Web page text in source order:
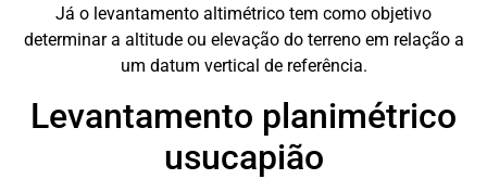
Já o levantamento altimétrico tem como objetivo
determinar a altitude ou elevação do terreno em relação a
um datum vertical de referência.
Levantamento planimétrico
usucapião